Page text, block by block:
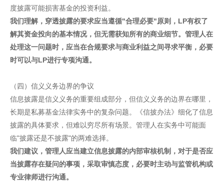
度披露可能损害基金的投资利益。
我们理解，穿透披露的要求应当遵循"合理必要"原则，LP有权了
解其资金投向的基本情况，但无需获知所有的商业细节。管理人在
处理这一问题时，应当在合规要求与商业利益之间寻求平衡，必要
时可以与LP进行专项沟通。
（四）信义义务边界的争议
信息披露是信义义务的重要组成部分，但信义义务的边界在哪里，
长期是私募基金法律实务中的复杂问题。《信披办法》细化了信息
披露的具体要求，但难以穷尽所有场景。管理人在实务中可能面
临"披露还是不披露"的两难选择。
我们建议，管理人应当建立信息披露的内部审核机制，对于是否应
当披露存在疑问的事项，采取审慎态度，必要时主动与监管机构或
专业律师进行沟通。